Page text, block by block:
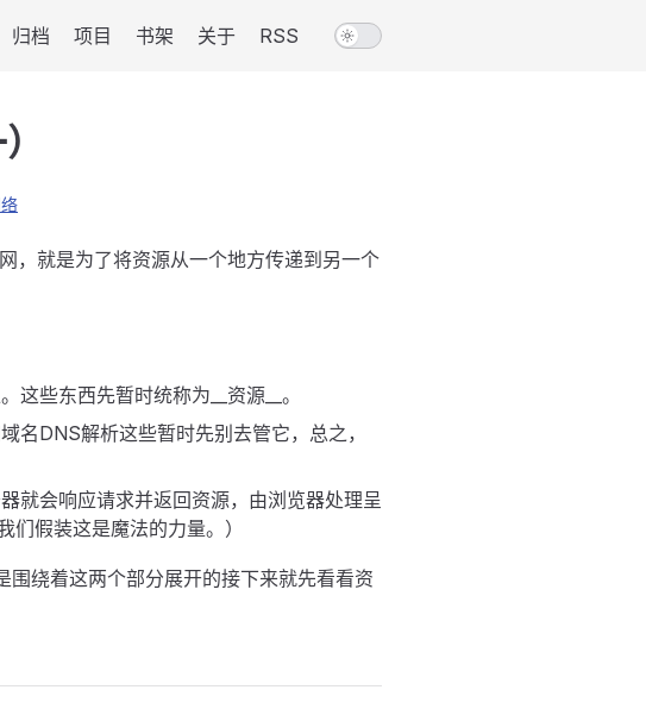
归档 项目 书架 关于 RSS
，就是为了将资源从一个地方传递到另一个
些东西先暂时统称为__资源__。
名DNS解析这些暂时先别去管它，总之，
就会响应请求并返回资源，由浏览器处理呈
假装这是魔法的力量。）
绕着这两个部分展开的接下来就先看看资